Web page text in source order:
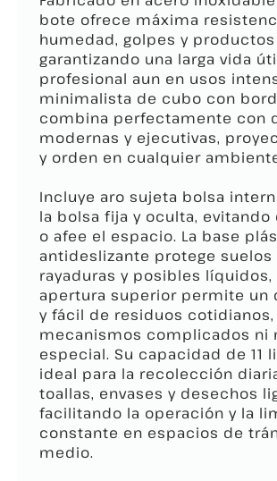
bote ofrece máxima
humedad, golpes y
garantizando una larga vida
profesional aun en usos
minimalista de cubo con
combina perfectamente con
modernas y ejecutivas,
y orden en cualquier
Incluye aro sujeta bolsa
la bolsa fija y oculta, evitando
o afee el espacio. La base
antideslizante protege suelos
rayaduras y posibles
apertura superior permite un
y fácil de residuos cotidianos,
mecanismos complicados ni
especial. Su capacidad de 11
ideal para la recolección
toallas, envases y desechos
facilitando la operación y la
constante en espacios de
medio.